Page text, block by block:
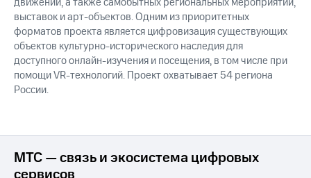
выставок и арт-объектов. Одним из приоритетных
форматов проекта является цифровизация существующих
объектов культурно-исторического наследия для
доступного онлайн-изучения и посещения, в том числе при
помощи VR-технологий. Проект охватывает 54 региона
России.
МТС — связь и экосистема цифровых